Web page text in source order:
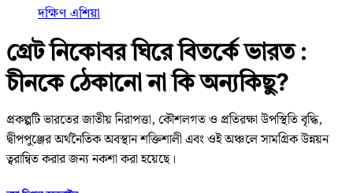
দক্ষিণ এশিয়া
গ্রেট নিকোবর ঘিরে বিতর্কে ভারত :
চীনকে ঠেকানো না কি অন্যকিছু?
প্রকল্পটি ভারতের জাতীয় নিরাপত্তা, কৌশলগত ও প্রতিরক্ষা উপস্থিতি বৃদ্ধি,
দ্বীপপুঞ্জের অর্থনৈতিক অবস্থান শক্তিশালী এবং ওই অঞ্চলে সামগ্রিক উন্নয়ন
ত্বরান্বিত করার জন্য নকশা করা হয়েছে।